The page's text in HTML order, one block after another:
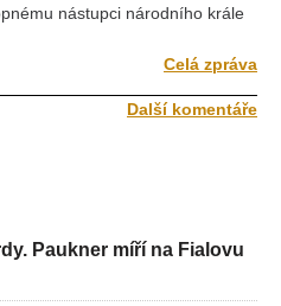
nástupci národního krále
Celá zpráva
Další komentáře
Paukner míří na Fialovu